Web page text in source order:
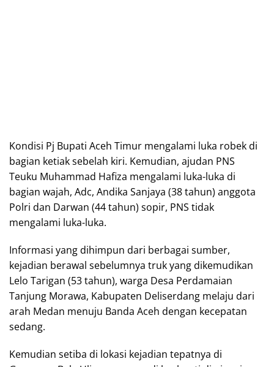
Kondisi Pj Bupati Aceh Timur mengalami luka robek di
bagian ketiak sebelah kiri. Kemudian, ajudan PNS
Teuku Muhammad Hafiza mengalami luka-luka di
bagian wajah, Adc, Andika Sanjaya (38 tahun) anggota
Polri dan Darwan (44 tahun) sopir, PNS tidak
mengalami luka-luka.
Informasi yang dihimpun dari berbagai sumber,
kejadian berawal sebelumnya truk yang dikemudikan
Lelo Tarigan (53 tahun), warga Desa Perdamaian
Tanjung Morawa, Kabupaten Deliserdang melaju dari
arah Medan menuju Banda Aceh dengan kecepatan
sedang.
Kemudian setiba di lokasi kejadian tepatnya di